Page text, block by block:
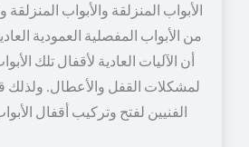
الأبواب المنزلقة والأبواب المنزلقة
من الأبواب المفصلية العمودية
أن الآليات العادية لأقفال تلك
لمشكلات القفل والأعطال.
الفنيين لفتح وتركيب أقفال